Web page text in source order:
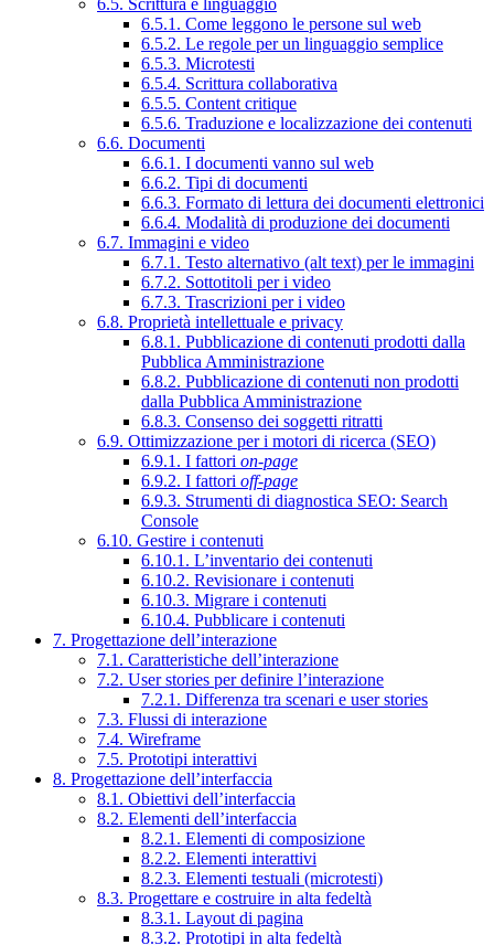
6.5.1. Come leggono le persone sul web
6.5.2. Le regole per un linguaggio semplice
6.5.3. Microtesti
6.5.4. Scrittura collaborativa
6.5.5. Content critique
6.5.6. Traduzione e localizzazione dei contenuti
6.6. Documenti
6.6.1. I documenti vanno sul web
6.6.2. Tipi di documenti
6.6.3. Formato di lettura dei documenti elettronici
6.6.4. Modalità di produzione dei documenti
6.7. Immagini e video
6.7.1. Testo alternativo (alt text) per le immagini
6.7.2. Sottotitoli per i video
6.7.3. Trascrizioni per i video
6.8. Proprietà intellettuale e privacy
6.8.1. Pubblicazione di contenuti prodotti dalla
Pubblica Amministrazione
6.8.2. Pubblicazione di contenuti non prodotti
dalla Pubblica Amministrazione
6.8.3. Consenso dei soggetti ritratti
6.9. Ottimizzazione per i motori di ricerca (SEO)
6.9.1. I fattori on-page
6.9.2. I fattori off-page
6.9.3. Strumenti di diagnostica SEO: Search
Console
6.10. Gestire i contenuti
6.10.1. L’inventario dei contenuti
6.10.2. Revisionare i contenuti
6.10.3. Migrare i contenuti
6.10.4. Pubblicare i contenuti
7. Progettazione dell’interazione
7.1. Caratteristiche dell’interazione
7.2. User stories per definire l’interazione
7.2.1. Differenza tra scenari e user stories
7.3. Flussi di interazione
7.4. Wireframe
7.5. Prototipi interattivi
8. Progettazione dell’interfaccia
8.1. Obiettivi dell’interfaccia
8.2. Elementi dell’interfaccia
8.2.1. Elementi di composizione
8.2.2. Elementi interattivi
8.2.3. Elementi testuali (microtesti)
8.3. Progettare e costruire in alta fedeltà
8.3.1. Layout di pagina
8.3.2. Prototipi in alta fedeltà